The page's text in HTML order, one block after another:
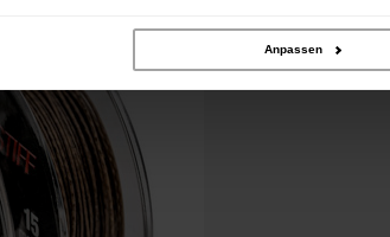
Anpassen